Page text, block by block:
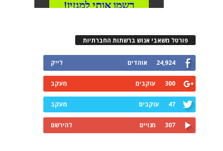
פורטל משאבי אנוש ברשתות החברתיות
24,924 אוהדים לייק
300 עוקבים מעקב
47 עוקבים מעקב
307 מנויים להירשם